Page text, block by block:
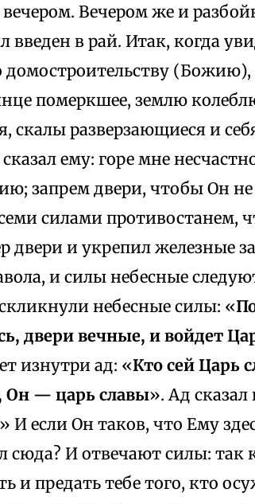
вечером. Вечером же и
в рай. Итак, когда
(Божию),
померкшее, землю
скалы разверзающиеся и
ему: горе мне
запрем двери, чтобы Он
силами противостанем,
двери и укрепил железные
и силы небесные
небесные силы: «
двери вечные, и войдет
изнутри ад: «Кто сей Царь
Он — царь славы». Ад сказал
» И если Он таков, что Ему
сюда? И отвечают силы: так
и предать тебе того, кто